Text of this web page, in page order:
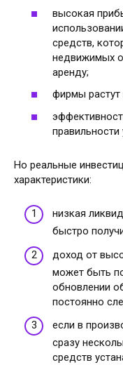
высокая
средств,
недвижимых
аренду;
фирмы растут
правильности
Но реальные
характеристики:
низкая
быстро
доход от
может быть
обновлении
постоянно
если в
сразу
средств